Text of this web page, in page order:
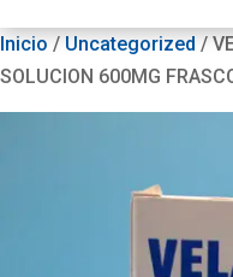
Inicio / Uncategorized /
SOLUCION 600MG